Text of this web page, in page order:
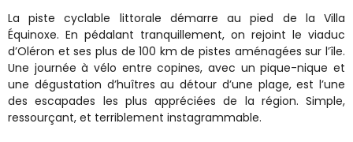
La piste cyclable littorale démarre au pied de la Villa
Équinoxe. En pédalant tranquillement, on rejoint le viaduc
d’Oléron et ses plus de 100 km de pistes aménagées sur l’île.
Une journée à vélo entre copines, avec un pique-nique et
une dégustation d’huîtres au détour d’une plage, est l’une
des escapades les plus appréciées de la région. Simple,
ressourçant, et terriblement instagrammable.